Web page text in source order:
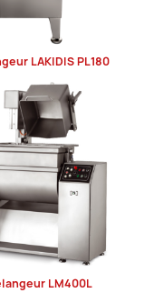
LAKIDIS PL180
LM400L